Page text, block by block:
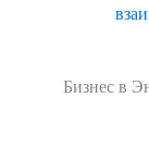
Бизнес в